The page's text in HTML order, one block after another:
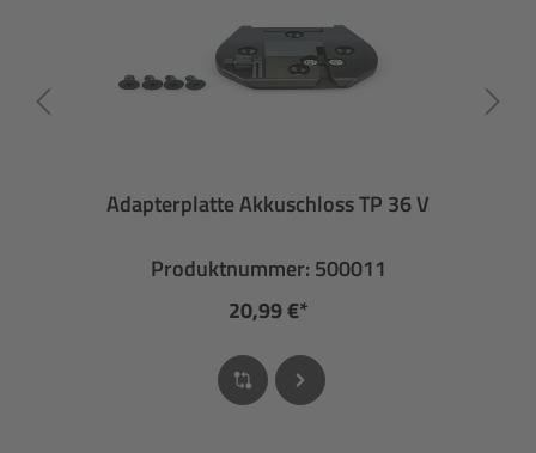
Adapterplatte Akkuschloss TP 36 V
Produktnummer: 500011
20,99 €*